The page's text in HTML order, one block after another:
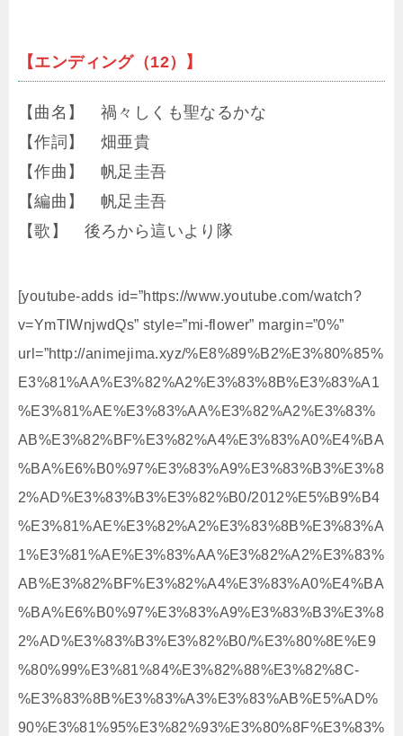
【エンディング（12）】
【曲名】 禍々しくも聖なるかな
【作詞】 畑亜貴
【作曲】 帆足圭吾
【編曲】 帆足圭吾
【歌】 後ろから這いより隊
[youtube-adds id=”https://www.youtube.com/watch?
v=YmTIWnjwdQs” style=”mi-flower” margin=”0%”
url=”http://animejima.xyz/%E8%89%B2%E3%80%85%
E3%81%AA%E3%82%A2%E3%83%8B%E3%83%A1
%E3%81%AE%E3%83%AA%E3%82%A2%E3%83%
AB%E3%82%BF%E3%82%A4%E3%83%A0%E4%BA
%BA%E6%B0%97%E3%83%A9%E3%83%B3%E3%8
2%AD%E3%83%B3%E3%82%B0/2012%E5%B9%B4
%E3%81%AE%E3%82%A2%E3%83%8B%E3%83%A
1%E3%81%AE%E3%83%AA%E3%82%A2%E3%83%
AB%E3%82%BF%E3%82%A4%E3%83%A0%E4%BA
%BA%E6%B0%97%E3%83%A9%E3%83%B3%E3%8
2%AD%E3%83%B3%E3%82%B0/%E3%80%8E%E9
%80%99%E3%81%84%E3%82%88%E3%82%8C-
%E3%83%8B%E3%83%A3%E3%83%AB%E5%AD%
90%E3%81%95%E3%82%93%E3%80%8F%E3%83%